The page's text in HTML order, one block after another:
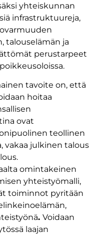
yhteiskunnan
infrastruktuureja,
talouselämän ja
perustarpeet
tavoite on, että
hoitaa
ovat
teollinen
vakaa julkinen talous
omintakeinen
yhteistyömalli,
toiminnot pyritään
. Voidaan
laajan